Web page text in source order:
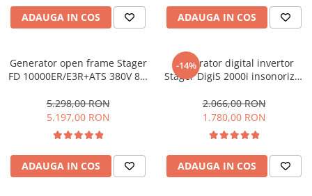
Pompe de suprafata
Pompe de transfer combustibil,
Pompe submersibile
Pompe submersibile apa
Rezervoare din polietilena
Tocatoare crengi si furaje
ADAUGA IN COS ADAUGA IN COS
Generator open frame Stager
FD 10000ER/E3R+ATS 380V 8.5
benzina, automatizare
trifazata
5.298,00 RON
5.197,00 RON
ADAUGA IN COS
-14%
Generator digital invertor
Stager DigiS 2000i insonorizat
bobinaj cupru, mod eco
2.066,00 RON
1.780,00 RON
ADAUGA IN COS